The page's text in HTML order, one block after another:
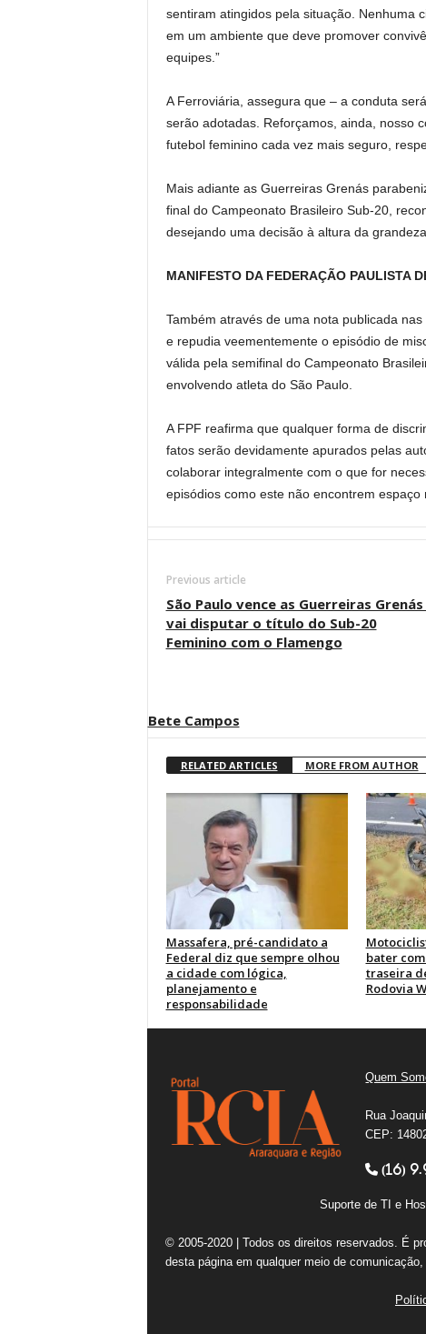
sentiram atingidos pela situação. Nenhuma
em um ambiente que deve promover
equipes.”
A Ferroviária, assegura que – a conduta
serão adotadas. Reforçamos, ainda, nosso
futebol feminino cada vez mais seguro,
Mais adiante as Guerreiras Grenás
final do Campeonato Brasileiro Sub-20,
desejando uma decisão à altura da
MANIFESTO DA FEDERAÇÃO PAULISTA
Também através de uma nota publicada
e repudia veementemente o episódio de
válida pela semifinal do Campeonato
envolvendo atleta do São Paulo.
A FPF reafirma que qualquer forma de
fatos serão devidamente apurados pelas
colaborar integralmente com o que for
episódios como este não encontrem espaço
Previous article
São Paulo vence as Guerreiras Grenás
vai disputar o título do Sub-20
Feminino com o Flamengo
Bete Campos
RELATED ARTICLES MORE FROM AUTHOR
Massafera, pré-candidato a
Federal diz que sempre olhou
a cidade com lógica,
planejamento e
responsabilidade
bater
traseira
Rodovia
Quem
Rua
CEP:
(16)
Suporte de TI e
© 2005-2020 | Todos os direitos reservados. É
desta página em qualquer meio de